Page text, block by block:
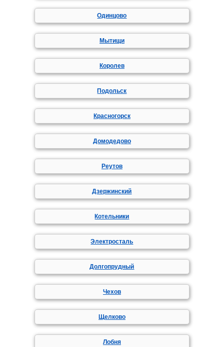
Одинцово
Мытищи
Королев
Подольск
Красногорск
Домодедово
Реутов
Дзержинский
Котельники
Электросталь
Долгопрудный
Чехов
Щелково
Лобня